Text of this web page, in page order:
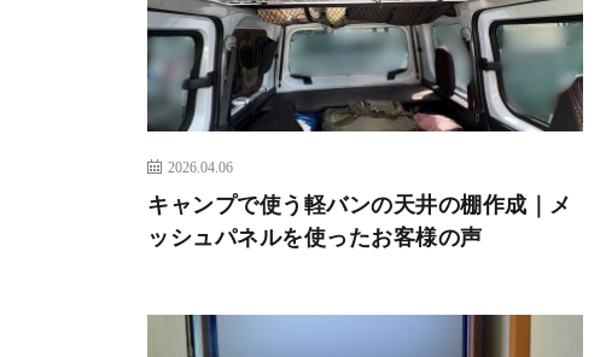
2026.04.06
キャンプで使う軽バンの天井の棚作成｜メ
ッシュパネルを使ったお客様の声